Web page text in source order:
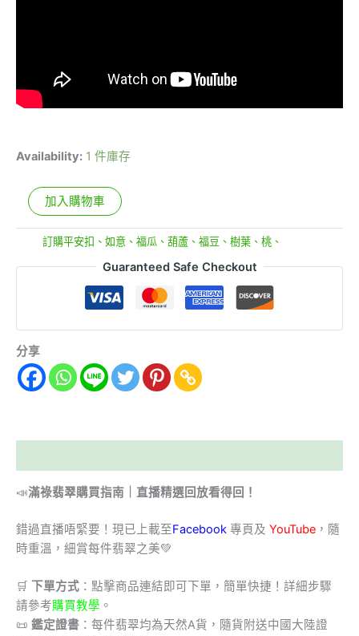
Availability: 1 件庫存
加入購物車
訂購平安扣、如意、福瓜、葫蘆、福豆、樹葉、桃、
Guaranteed Safe Checkout
分享
📣滿祿翡翠購買指南｜直播精選回放看得回！
錯過直播唔緊要！現已上載至Facebook 專頁及 YouTube ，隨
時重溫，細賞每件翡翠之美💚
🛒 下單方式 ：點擊商品連結即可下單，簡單快捷！詳細步驟
請參考購買教學 。
📜 鑑定證書 ：每件翡翠均為天然A貨，隨貨附送中國大陸證